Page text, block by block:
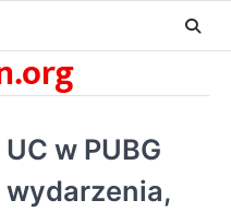
w PUBG